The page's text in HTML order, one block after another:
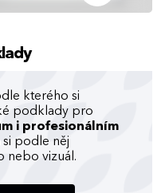
kterého si
podklady pro
i profesionálním
podle něj
nebo vizuál.